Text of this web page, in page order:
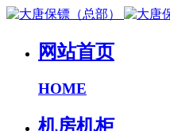
网站首页
HOME
机房机柜